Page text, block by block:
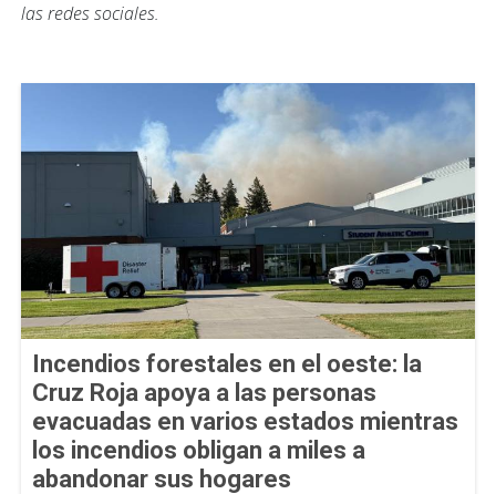
las redes sociales.
Incendios forestales en el oeste: la
Cruz Roja apoya a las personas
evacuadas en varios estados mientras
los incendios obligan a miles a
abandonar sus hogares